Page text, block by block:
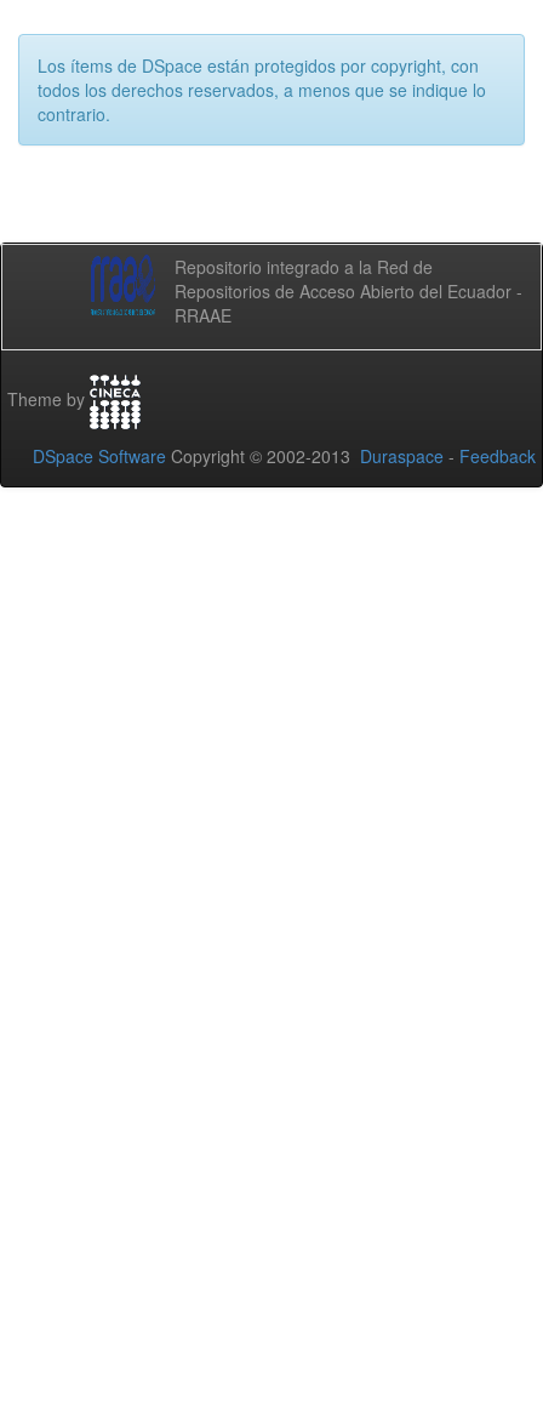
Los ítems de DSpace están protegidos por copyright, con
todos los derechos reservados, a menos que se indique lo
contrario.
Repositorio integrado a la Red de
Repositorios de Acceso Abierto del Ecuador -
RRAAE
Theme by
DSpace Software Copyright © 2002-2013 Duraspace - Feedback